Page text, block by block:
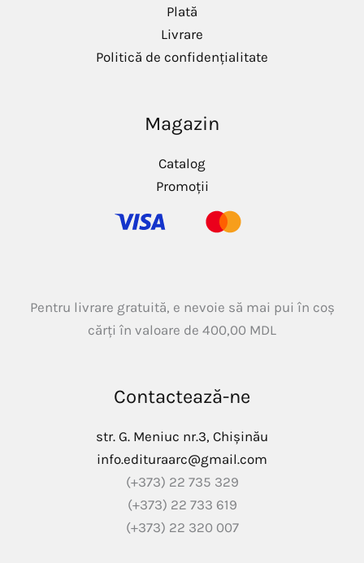
Plată
Livrare
Politică de confidențialitate
Magazin
Catalog
Promoții
Pentru livrare gratuită, e nevoie să mai pui în coș
cărți în valoare de 400,00 MDL
Contactează-ne
str. G. Meniuc nr.3, Chișinău
info.edituraarc@gmail.com
(+373) 22 735 329
(+373) 22 733 619
(+373) 22 320 007